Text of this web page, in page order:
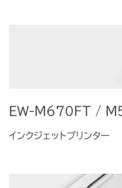
EW-M670FT /
インクジェットプリンター